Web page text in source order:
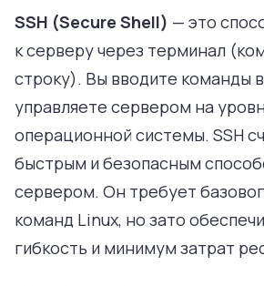
SSH (Secure Shell) — это
к серверу через терминал
строку). Вы вводите команды
управляете сервером на
операционной системы. SSH
быстрым и безопасным
сервером. Он требует
команд Linux, но зато
гибкость и минимум затрат